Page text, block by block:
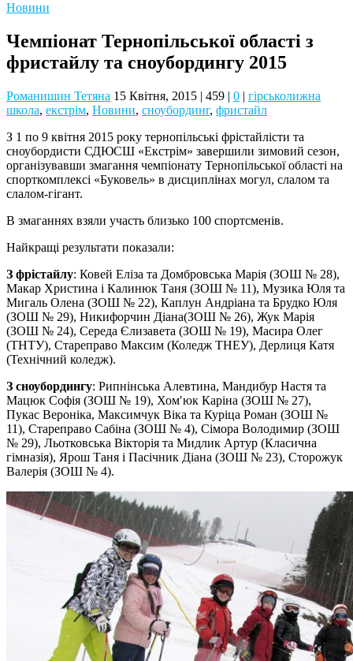
Новини
Чемпіонат Тернопільської області з
фристайлу та сноубордингу 2015
Романишин Тетяна 15 Квітня, 2015 | 459 | 0 | гірськолижна
школа, екстрім, Новини, сноубординг, фристайл
З 1 по 9 квітня 2015 року тернопільські фрістайлісти та
сноубордисти СДЮСШ «Екстрім» завершили зимовий сезон,
організувавши змагання чемпіонату Тернопільської області на
спорткомплексі «Буковель» в дисциплінах могул, слалом та
слалом-гігант.
В змаганнях взяли участь близько 100 спортсменів.
Найкращі результати показали:
З фрістайлу: Ковей Еліза та Домбровська Марія (ЗОШ № 28),
Макар Христина і Калинюк Таня (ЗОШ № 11), Музика Юля та
Мигаль Олена (ЗОШ № 22), Каплун Андріана та Брудко Юля
(ЗОШ № 29), Никифорчин Діана(ЗОШ № 26), Жук Марія
(ЗОШ № 24), Середа Єлизавета (ЗОШ № 19), Масира Олег
(ТНТУ), Стареправо Максим (Коледж ТНЕУ), Дерлиця Катя
(Технічний коледж).
З сноубордингу: Рипнінська Алевтина, Мандибур Настя та
Мацюк Софія (ЗОШ № 19), Хом′юк Каріна (ЗОШ № 27),
Пукас Вероніка, Максимчук Віка та Куріца Роман (ЗОШ №
11), Стареправо Сабіна (ЗОШ № 4), Сімора Володимир (ЗОШ
№ 29), Льотковська Вікторія та Мидлик Артур (Класична
гімназія), Ярош Таня і Пасічник Діана (ЗОШ № 23), Сторожук
Валерія (ЗОШ № 4).